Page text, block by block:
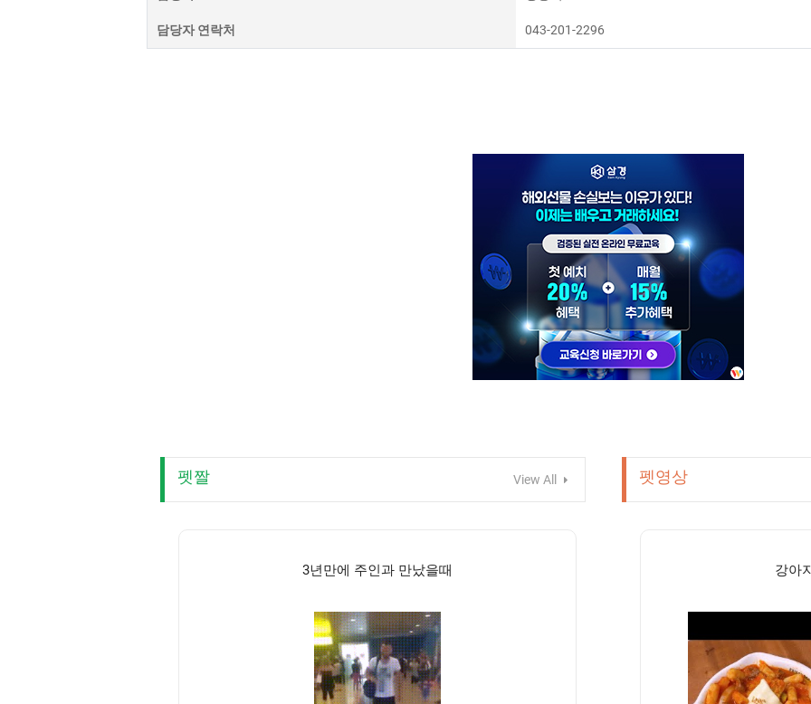
담당자 연락처 043-201-2296
펫짤 View All
3년만에 주인과 만났을때
펫영상
강아